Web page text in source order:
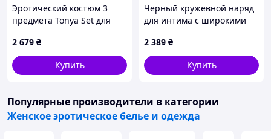
Эротический костюм 3
предмета Tonya Set для
95P70K0E8
2 679 ₴
Купить
Черный кружевной наряд
для интима с широкими
2 389 ₴
Купить
Популярные производители в категории
Женское эротическое белье и одежда